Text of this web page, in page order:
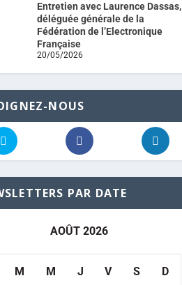
Entretien avec Laurence Dassas,
déléguée générale de la
Fédération de l’Electronique
Française
20/05/2026
NOUS
PAR DATE
AOÛT 2026
M M J V S D